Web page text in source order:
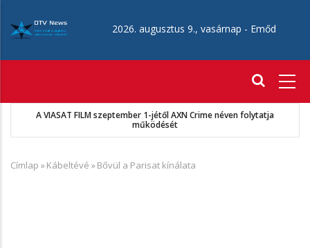
tartalomra
2026. augusztus 9., vasárnap - Emőd
VIASAT FILM szeptember 1-jétől AXN Crime néven folytatja
működését
Morzsa
Címlap »Kábeltévé »Bővül a Parisat kínálata